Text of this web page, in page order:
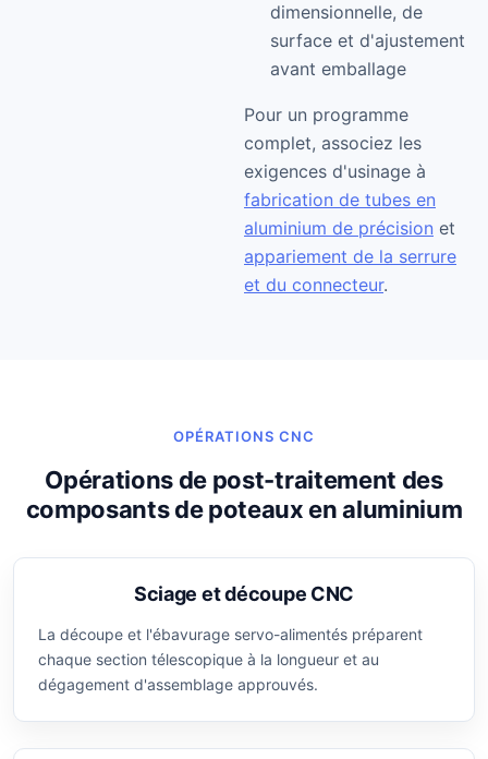
dimensionnelle, de
surface et d'ajustement
avant emballage
Pour un programme
complet, associez les
exigences d'usinage à
fabrication de tubes en
aluminium de précision et
appariement de la serrure
et du connecteur.
OPÉRATIONS CNC
Opérations de post-traitement des
composants de poteaux en aluminium
Sciage et découpe CNC
La découpe et l'ébavurage servo-alimentés préparent
chaque section télescopique à la longueur et au
dégagement d'assemblage approuvés.